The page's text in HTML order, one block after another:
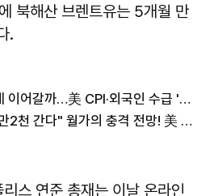
북해산 브렌트유는 5개월 만
.
코스피, 급락 후 반등세 이어갈까…美 CPI·외국인 수급 '촉각'
"폭락장에도 코스피 1만2천 간다" 월가의 충격 전망! 美 반도체 15% 관세 폭탄·7조 빚 경기도 세수 전쟁까지
스 연준 총재는 이날 온라인